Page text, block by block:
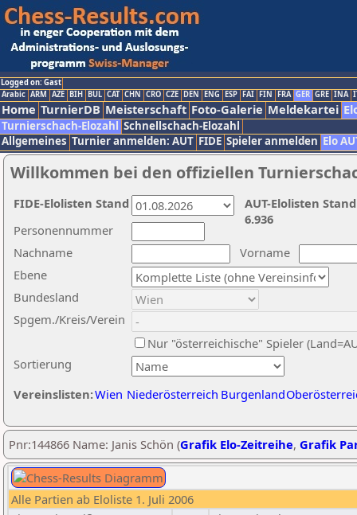
Logged on: Gast
Arabic ARM AZE BIH BUL CAT CHN CRO CZE DEN ENG ESP FAI FIN FRA GER GRE INA
Home TurnierDB Meisterschaft Foto-Galerie Meldekartei
Turnierschach-Elozahl Schnellschach-Elozahl
Allgemeines Turnier anmelden: AUT FIDE Spieler anmelden Elo
Willkommen bei den offiziellen
Nachname
Vorname
Ebene
Sortierung
Personennummer
Bundesland
Spgem./Kreis/Verein
Nur "österreichische" Spieler
Vereinslisten:Wien Niederösterreich Burgenland
AUT-Elolisten
6.936
FIDE-Elolisten Stand
Pnr:144866 Name: Janis Schön (Grafik Elo-Zeitreihe, Grafik
Alle Partien ab Eloliste 1. Juli 2006